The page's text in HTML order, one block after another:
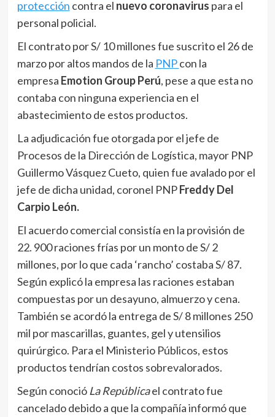
protección contra el nuevo coronavirus para el
personal policial.
El contrato por S/ 10 millones fue suscrito el 26 de
marzo por altos mandos de la PNPcon la
empresa Emotion Group Perú, pese a que esta no
contaba con ninguna experiencia en el
abastecimiento de estos productos.
La adjudicación fue otorgada por el jefe de
Procesos de la Dirección de Logística, mayor PNP
Guillermo Vásquez Cueto, quien fue avalado por el
jefe de dicha unidad, coronel PNPFreddy Del
Carpio León.
El acuerdo comercial consistía en la provisión de
22. 900 raciones frías por un monto de S/ 2
millones, por lo que cada ‘rancho’ costaba S/ 87.
Según explicó la empresa las raciones estaban
compuestas por un desayuno, almuerzo y cena.
También se acordó la entrega de S/ 8 millones 250
mil por mascarillas, guantes, gel y utensilios
quirúrgico. Para el Ministerio Públicos, estos
productos tendrían costos sobrevalorados.
Según conocióLa Repúblicael contrato fue
cancelado debido a que la compañía informó que